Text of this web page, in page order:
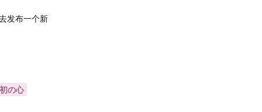
发布一个新
の心